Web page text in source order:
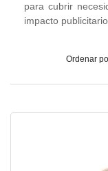
para cubrir
impacto publicitario.
Ordenar